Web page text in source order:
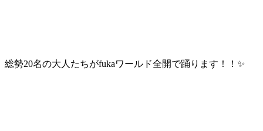
総勢20名の大人たちがfukaワールド全開で踊ります！！✨